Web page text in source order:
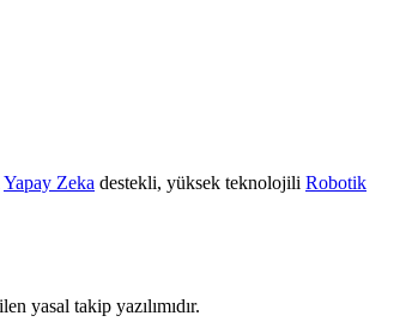
Yapay Zeka destekli, yüksek teknolojili Robotik
yasal takip yazılımıdır.